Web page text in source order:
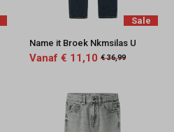
Sale
Name it Broek Nkmsilas U
Vanaf € 11,10 € 36,99